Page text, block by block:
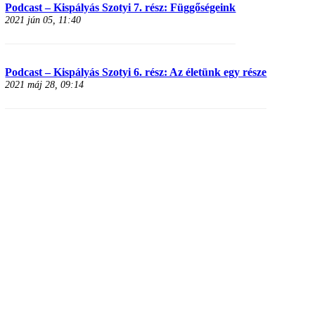
Podcast – Kispályás Szotyi 7. rész: Függőségeink
2021 jún 05, 11:40
Podcast – Kispályás Szotyi 6. rész: Az életünk egy része
2021 máj 28, 09:14